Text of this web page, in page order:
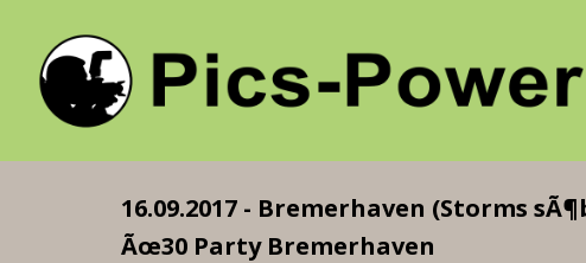
16.09.2017 - Bremerhaven (Storms
Ãœ30 Party Bremerhaven